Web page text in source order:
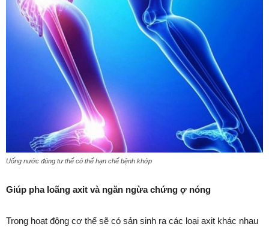
Uống nước đúng tư thế có thể hạn chế bệnh khớp
Giúp pha loãng axit và ngăn ngừa chứng ợ nóng
Trong hoạt động cơ thể sẽ có sản sinh ra các loại axit khác nhau